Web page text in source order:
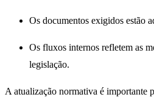
Os documentos exigidos estão
Os fluxos internos refletem as
legislação.
A atualização normativa é importante